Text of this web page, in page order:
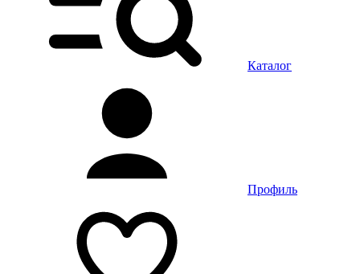
Каталог
Профиль